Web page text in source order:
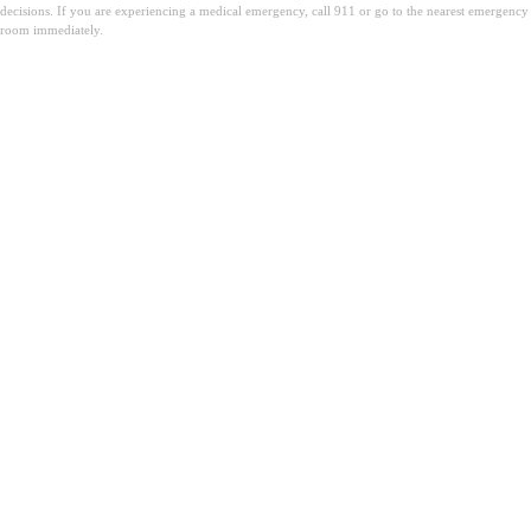
decisions. If you are experiencing a medical emergency, call 911 or go to the nearest emergency
room immediately.